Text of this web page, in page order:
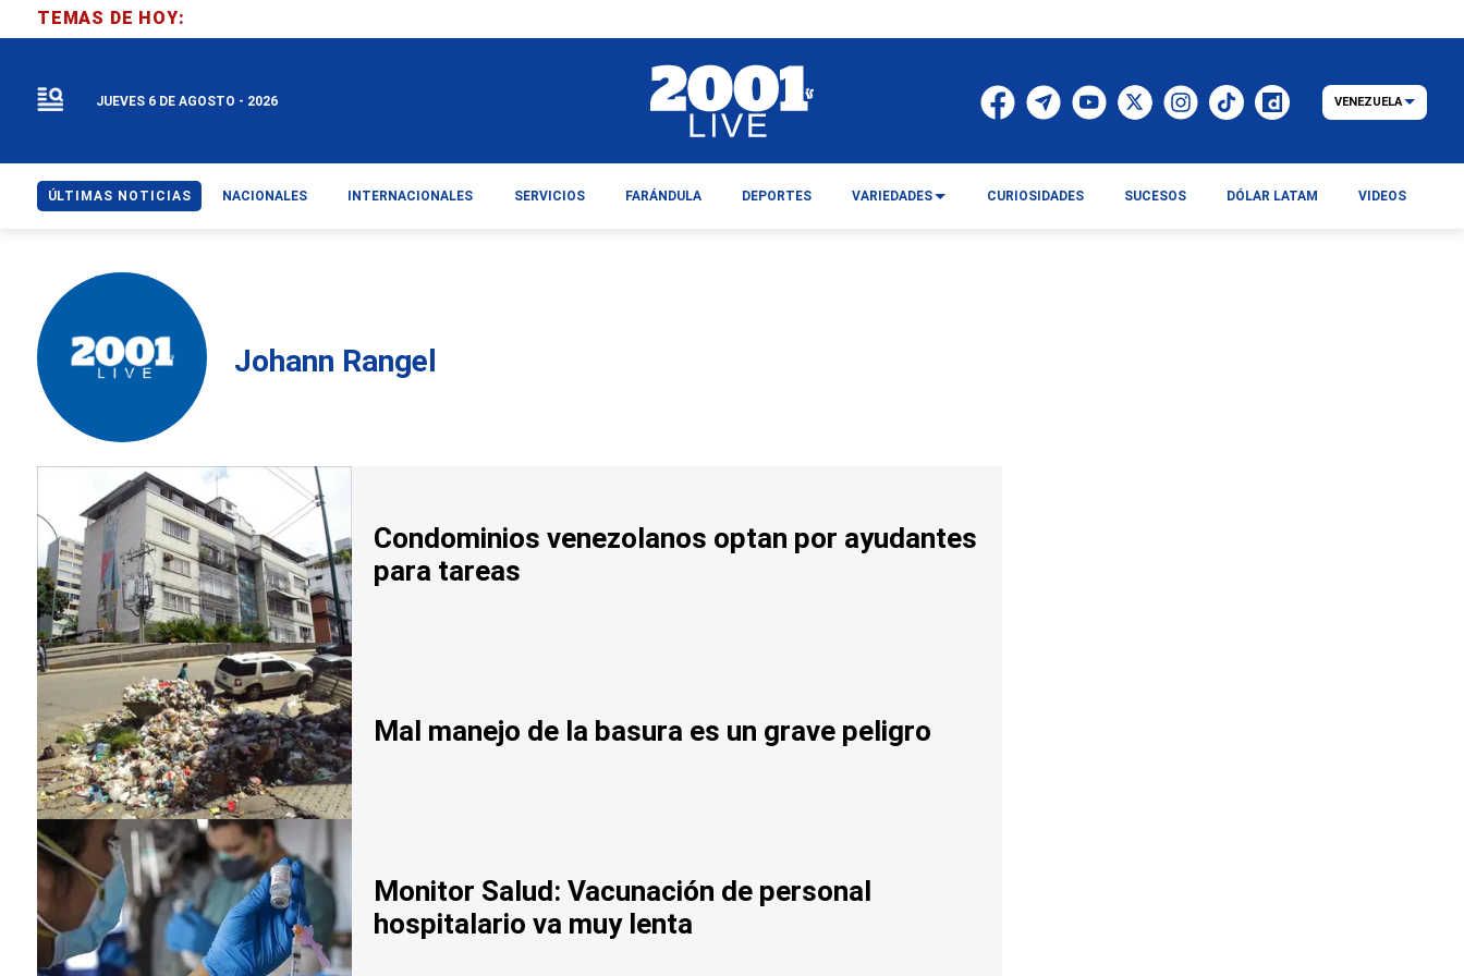
Johann Rangel
Condominios venezolanos optan por ayudantes
para tareas
Mal manejo de la basura es un grave peligro
Monitor Salud: Vacunación de personal
hospitalario va muy lenta
TEMAS DE HOY:
JUEVES 6 DE AGOSTO - 2026 VENEZUELA
ÚLTIMAS NOTICIAS NACIONALES INTERNACIONALES SERVICIOS FARÁNDULA DEPORTES VARIEDADES CURIOSIDADES SUCESOS DÓLAR LATAM VIDEOS